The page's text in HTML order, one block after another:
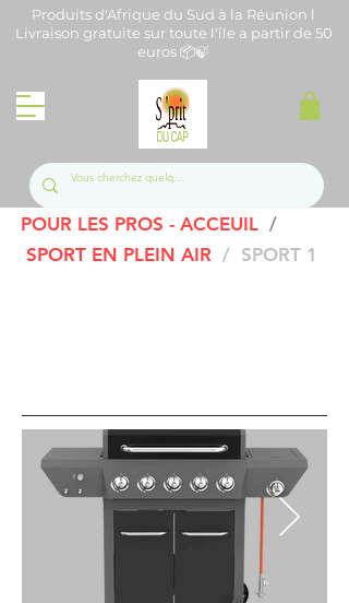
Produits d'Afrique du Sud à la Réunion l
Livraison gratuite sur toute l'île a partir de 50
euros 📦🍃
POUR LES PROS - ACCEUIL /
SPORT EN PLEIN AIR / SPORT 1